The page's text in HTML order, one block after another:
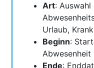
Art:
Urlaub,
Beginn:
Abwesenheit
Ende: